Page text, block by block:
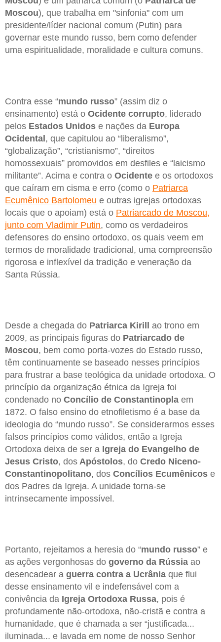
Moscou), que trabalha em "sinfonia" com um
presidente/líder nacional comum (Putin) para
governar este mundo russo, bem como defender
uma espiritualidade, moralidade e cultura comuns.
Contra esse “mundo russo” (assim diz o
ensinamento) está o Ocidente corrupto, liderado
pelos Estados Unidos e nações da Europa
Ocidental, que capitulou ao “liberalismo”,
“globalização”, “cristianismo”, “direitos
homossexuais” promovidos em desfiles e “laicismo
militante”. Acima e contra o Ocidente e os ortodoxos
que caíram em cisma e erro (como o Patriarca
Ecumênico Bartolomeu e outras igrejas ortodoxas
locais que o apoiam) está o Patriarcado de Moscou,
junto com Vladimir Putin, como os verdadeiros
defensores do ensino ortodoxo, os quais veem em
termos de moralidade tradicional, uma compreensão
rigorosa e inflexível da tradição e veneração da
Santa Rússia.
Desde a chegada do Patriarca Kirill ao trono em
2009, as principais figuras do Patriarcado de
Moscou, bem como porta-vozes do Estado russo,
têm continuamente se baseado nesses princípios
para frustrar a base teológica da unidade ortodoxa. O
princípio da organização étnica da Igreja foi
condenado no Concílio de Constantinopla em
1872. O falso ensino do etnofiletismo é a base da
ideologia do “mundo russo”. Se considerarmos esses
falsos princípios como válidos, então a Igreja
Ortodoxa deixa de ser a Igreja do Evangelho de
Jesus Cristo, dos Apóstolos, do Credo Niceno-
Constantinopolitano, dos Concílios Ecumênicos e
dos Padres da Igreja. A unidade torna-se
intrinsecamente impossível.
Portanto, rejeitamos a heresia do “mundo russo” e
as ações vergonhosas do governo da Rússia ao
desencadear a guerra contra a Ucrânia que flui
desse ensinamento vil e indefensável com a
conivência da Igreja Ortodoxa Russa, pois é
profundamente não-ortodoxa, não-cristã e contra a
humanidade, que é chamada a ser “justificada...
iluminada... e lavada em nome de nosso Senhor